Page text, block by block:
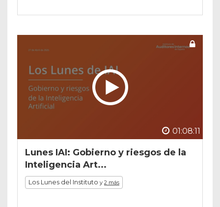
01:08:11
Lunes IAI: Gobierno y riesgos de la
Inteligencia Art...
Los Lunes del Instituto y 2 más